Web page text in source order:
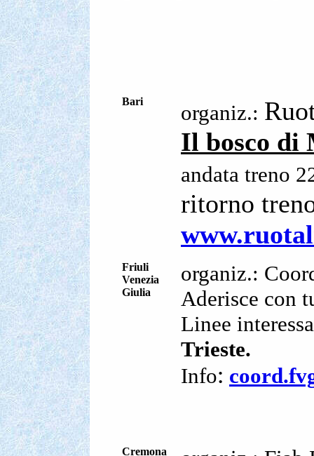
Bari organiz.:
Il bosco di
andata treno
ritorno
Friuli
Venezia
Giulia
organiz.:
Aderisce con
Linee
Trieste.
Info:
Cremona